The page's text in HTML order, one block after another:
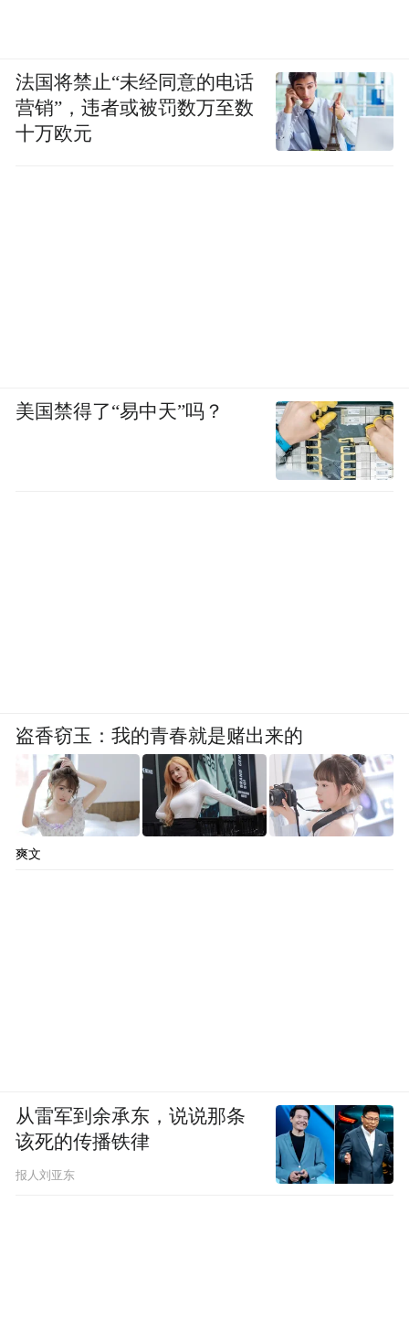
法国将禁止“未经同意的电话
营销”，违者或被罚数万至数
十万欧元
美国禁得了“易中天”吗？
盗香窃玉：我的青春就是赌出来的
爽文
从雷军到余承东，说说那条
该死的传播铁律
报人刘亚东